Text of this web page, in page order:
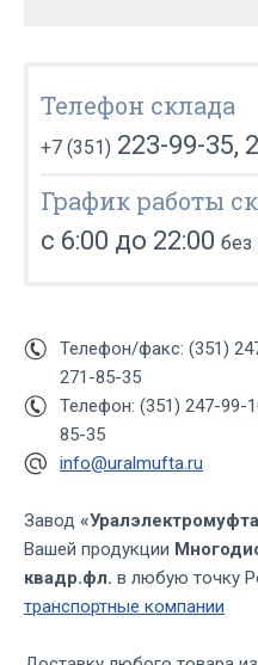
Телефон склада
+7 (351) 223-99-35,
График работы
с 6:00 до 22:00
Телефон/факс: (351)
271-85-35
Телефон: (351) 247-99-
85-35
info@uralmufta.ru
Завод
Вашей продукции
квадр.фл. в любую точку
транспортные компании